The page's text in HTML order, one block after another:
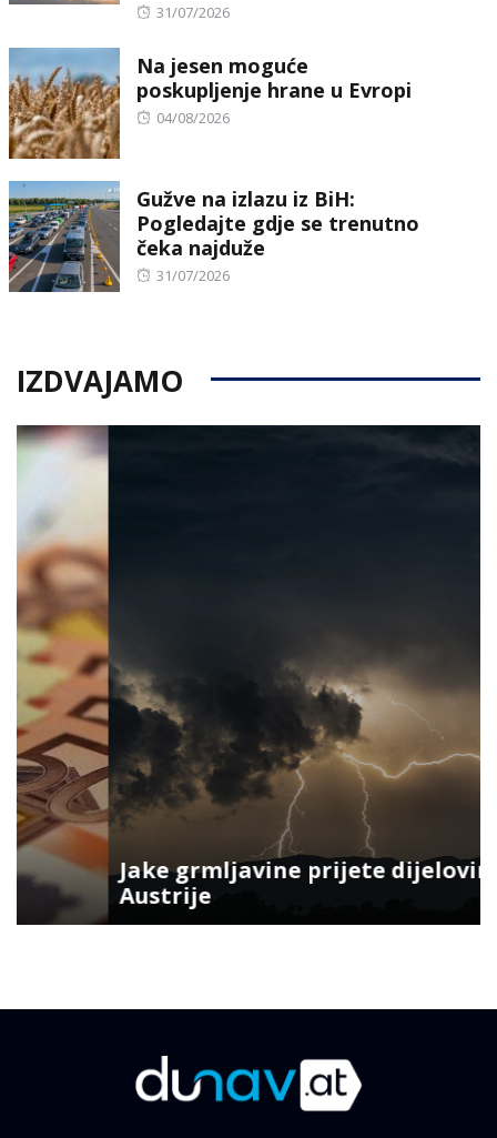
Posted
31/07/2026
Na jesen moguće
poskupljenje hrane u Evropi
Posted
04/08/2026
Gužve na izlazu iz BiH:
Pogledajte gdje se trenutno
čeka najduže
Posted
31/07/2026
IZDVAJAMO
Jake grmljavine prijete dijelovima
Austrije